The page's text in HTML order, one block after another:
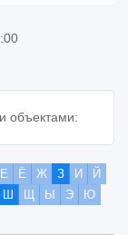
объектами:
Е Ё Ж З И
Й
Ш Щ Ы Э
Ю